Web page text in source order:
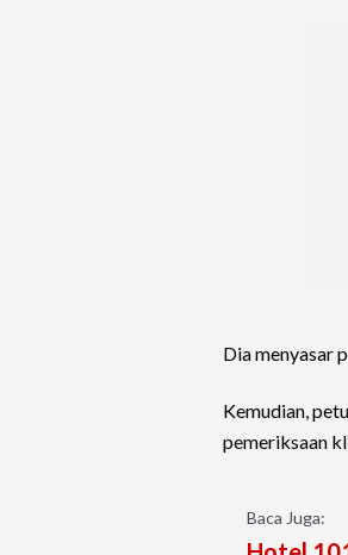
Dia menyasar
Kemudian,
pemeriksaan
Baca Juga: